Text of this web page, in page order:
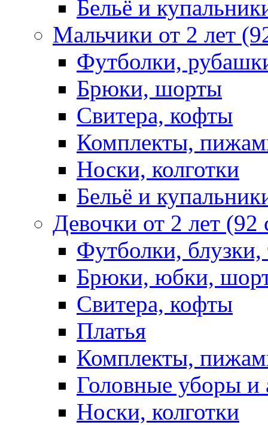
Бельё и
Мальчики от 2 лет
Футболки,
Брюки, шорты
Свитера, кофты
Комплекты,
Носки, колготки
Бельё и
Девочки от 2 лет
Футболки,
Брюки, юбки,
Свитера, кофты
Платья
Комплекты,
Головные уборы и
Носки, колготки